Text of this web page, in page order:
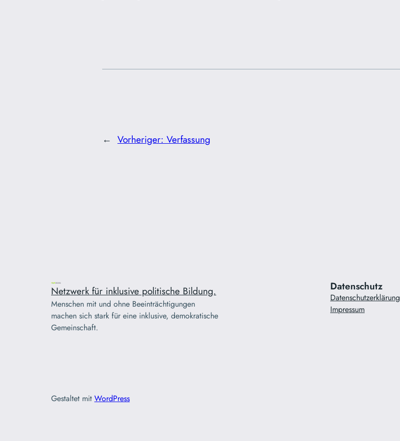
← Vorheriger: Verfassung
Netzwerk für inklusive politische Bildung.
Menschen mit und ohne Beeinträchtigungen
machen sich stark für eine inklusive, demokratische
Gemeinschaft.
Datenschutz
Datenschutzerklärung
Impressum
Gestaltet mit WordPress